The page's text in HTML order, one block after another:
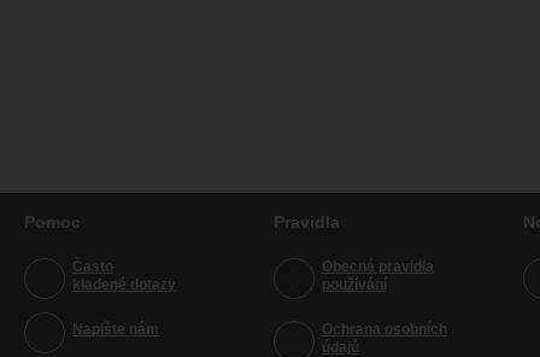
Pomoc
Často
kladené dotazy
Napište nám
Pravidla
Obecná pravidla
používání
Ochrana osobních
údajů